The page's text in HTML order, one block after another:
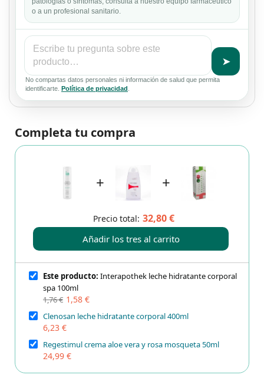
o a un profesional sanitario.
➤
No compartas datos personales ni información de salud que permita
identificarte. Política de privacidad
Completa tu compra
+ +
Precio total: 32,80 €
Añadir los tres al carrito
Este producto: Interapothek leche hidratante corporal
spa 100ml
1,76 € 1,58 €
Clenosan leche hidratante corporal 400ml
6,23 €
Regestimul crema aloe vera y rosa mosqueta 50ml
24,99 €